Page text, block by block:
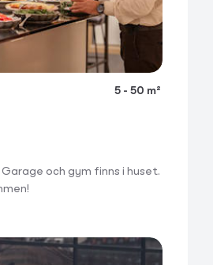
5 - 50 m²
och gym finns i huset.